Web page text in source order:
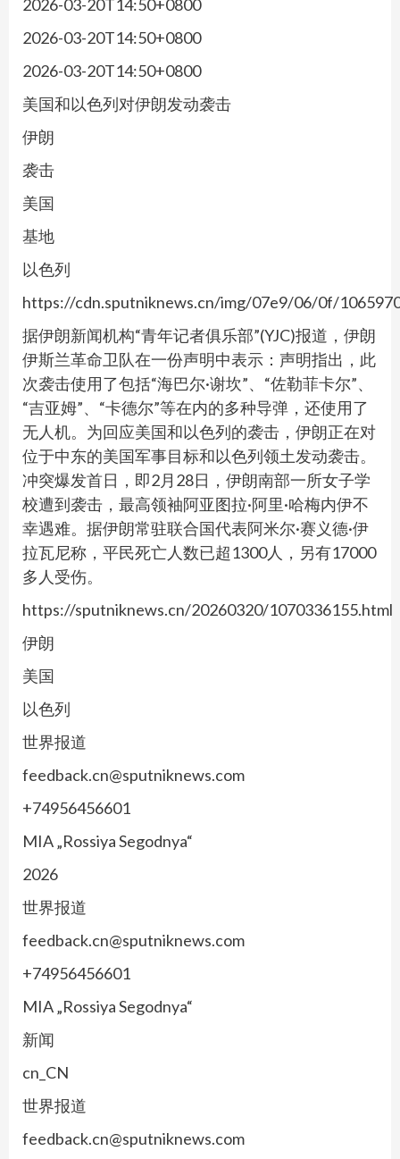
2026-03-20T14:50+0800
2026-03-20T14:50+0800
2026-03-20T14:50+0800
美国和以色列对伊朗发动袭击
伊朗
袭击
美国
基地
以色列
https://cdn.sputniknews.cn/img/07e9/06/0f/
据伊朗新闻机构“青年记者俱乐部”(YJC)报道，伊朗
伊斯兰革命卫队在一份声明中表示：声明指出，此
次袭击使用了包括“海巴尔·谢坎”、“佐勒菲卡尔”、
“吉亚姆”、“卡德尔”等在内的多种导弹，还使用了
无人机。为回应美国和以色列的袭击，伊朗正在对
位于中东的美国军事目标和以色列领土发动袭击。
冲突爆发首日，即2月28日，伊朗南部一所女子学
校遭到袭击，最高领袖阿亚图拉·阿里·哈梅内伊不
幸遇难。据伊朗常驻联合国代表阿米尔·赛义德·伊
拉瓦尼称，平民死亡人数已超1300人，另有17000
多人受伤。
https://sputniknews.cn/20260320/1070336155.html
伊朗
美国
以色列
世界报道
feedback.cn@sputniknews.com
+74956456601
MIA „Rossiya Segodnya“
2026
世界报道
feedback.cn@sputniknews.com
+74956456601
MIA „Rossiya Segodnya“
新闻
cn_CN
世界报道
feedback.cn@sputniknews.com